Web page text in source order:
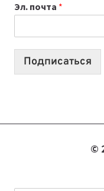
10
Эл. почта *
Подписаться
©